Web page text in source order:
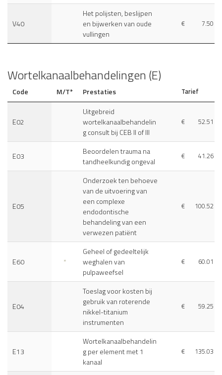
V40
Het polijsten, beslijpen
en bijwerken van oude
vullingen
€ 7.50
Wortelkanaalbehandelingen (E)
Code M/T* Prestaties Tarief
E02
Uitgebreid
wortelkanaalbehandelin
g consult bij CEB II of III
€ 52.51
E03
Beoordelen trauma na
tandheelkundig ongeval
€ 41.26
E05
Onderzoek ten behoeve
van de uitvoering van
een complexe
endodontische
behandeling van een
verwezen patiënt
€ 100.52
E60 *
Geheel of gedeeltelijk
weghalen van
pulpaweefsel
€ 60.01
E04
Toeslag voor kosten bij
gebruik van roterende
nikkel-titanium
instrumenten
€ 59.25
E13
Wortelkanaalbehandelin
g per element met 1
kanaal
€ 135.03